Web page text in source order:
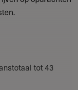
tot 43